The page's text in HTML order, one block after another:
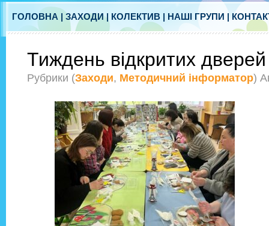
ГОЛОВНА | ЗАХОДИ | КОЛЕКТИВ | НАШІ ГРУПИ |
Тиждень відкритих дверей
Рубрики (Заходи, Методичний інформатор)